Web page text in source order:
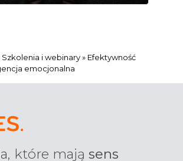
Szkolenia i webinary» Efektywność
emocjonalna
które mają sens